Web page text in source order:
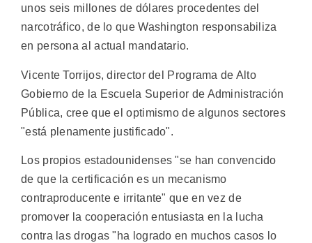
unos seis millones de dólares procedentes del
narcotráfico, de lo que Washington responsabiliza
en persona al actual mandatario.
Vicente Torrijos, director del Programa de Alto
Gobierno de la Escuela Superior de Administración
Pública, cree que el optimismo de algunos sectores
"está plenamente justificado".
Los propios estadounidenses "se han convencido
de que la certificación es un mecanismo
contraproducente e irritante" que en vez de
promover la cooperación entusiasta en la lucha
contra las drogas "ha logrado en muchos casos lo